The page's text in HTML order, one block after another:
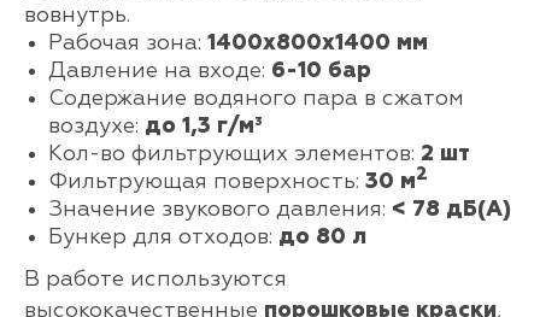
вовнутрь.
Рабочая зона: 1400х800х1400 мм
Давление на входе: 6-10 бар
Содержание водяного пара в сжатом
воздухе: до 1,3 г/м³
Кол-во фильтрующих элементов: 2 шт
Фильтрующая поверхность: 30 м2
Значение звукового давления: < 78 дБ(A)
Бункер для отходов: до 80 л
В работе используются
высококачественные порошковые краски,